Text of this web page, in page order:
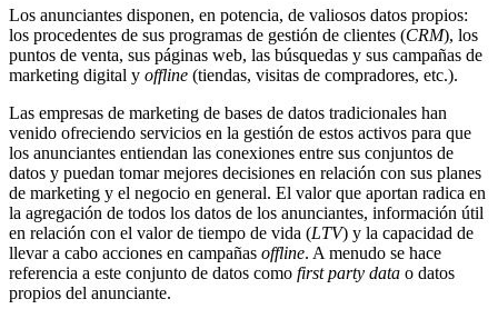
Los anunciantes disponen, en potencia, de valiosos datos propios:
los procedentes de sus programas de gestión de clientes (CRM), los
puntos de venta, sus páginas web, las búsquedas y sus campañas de
marketing digital y offline (tiendas, visitas de compradores, etc.).
Las empresas de marketing de bases de datos tradicionales han
venido ofreciendo servicios en la gestión de estos activos para que
los anunciantes entiendan las conexiones entre sus conjuntos de
datos y puedan tomar mejores decisiones en relación con sus planes
de marketing y el negocio en general. El valor que aportan radica en
la agregación de todos los datos de los anunciantes, información útil
en relación con el valor de tiempo de vida (LTV) y la capacidad de
llevar a cabo acciones en campañas offline. A menudo se hace
referencia a este conjunto de datos como first party data o datos
propios del anunciante.